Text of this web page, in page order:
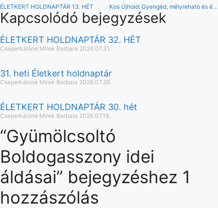
ÉLETKERT HOLDNAPTÁR 13. HÉT Kos Újhold: Gyengéd, mélyreható és értéket őrző cselekvések ideje
Kapcsolódó bejegyzések
ÉLETKERT HOLDNAPTÁR 32. HÉT
Cseperkálóné Mirek Barbara 2026.07.31.
31. heti Életkert holdnaptár
Cseperkálóné Mirek Barbara 2026.07.26.
ÉLETKERT HOLDNAPTÁR 30. hét
Cseperkálóné Mirek Barbara 2026.07.18.
“Gyümölcsoltó
Boldogasszony idei
áldásai” bejegyzéshez 1
hozzászólás